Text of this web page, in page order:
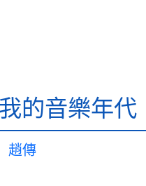
的音樂年代
趙傳